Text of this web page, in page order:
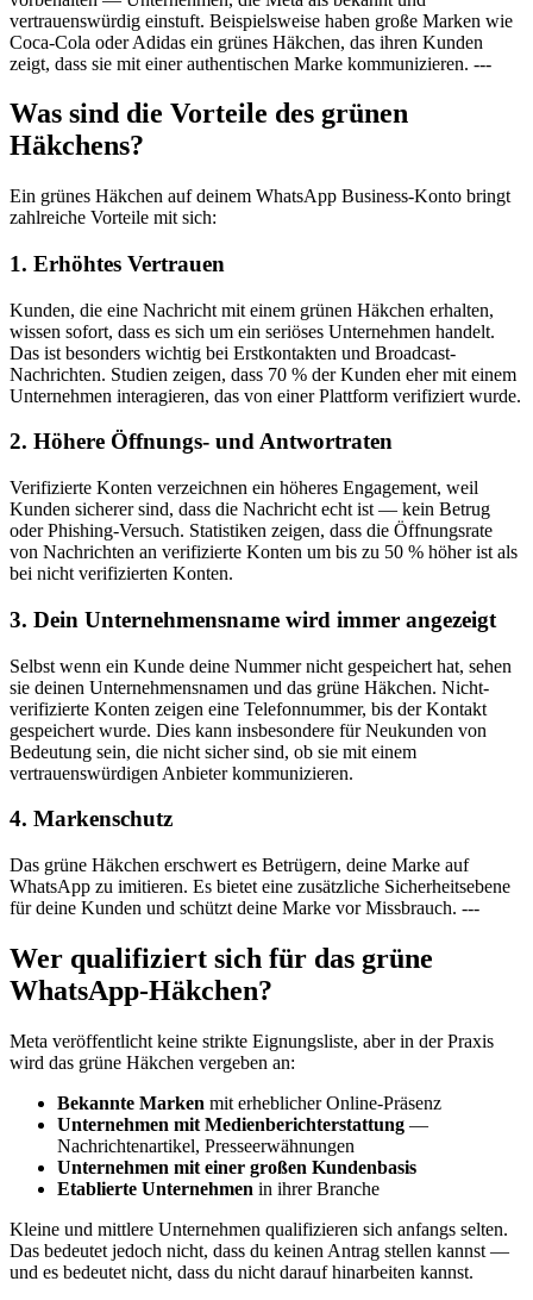
vertrauenswürdig einstuft. Beispielsweise haben große Marken wie
Coca-Cola oder Adidas ein grünes Häkchen, das ihren Kunden
zeigt, dass sie mit einer authentischen Marke kommunizieren. ---
Was sind die Vorteile des grünen
Häkchens?
Ein grünes Häkchen auf deinem WhatsApp Business-Konto bringt
zahlreiche Vorteile mit sich:
1. Erhöhtes Vertrauen
Kunden, die eine Nachricht mit einem grünen Häkchen erhalten,
wissen sofort, dass es sich um ein seriöses Unternehmen handelt.
Das ist besonders wichtig bei Erstkontakten und Broadcast-
Nachrichten. Studien zeigen, dass 70 % der Kunden eher mit einem
Unternehmen interagieren, das von einer Plattform verifiziert wurde.
2. Höhere Öffnungs- und Antwortraten
Verifizierte Konten verzeichnen ein höheres Engagement, weil
Kunden sicherer sind, dass die Nachricht echt ist — kein Betrug
oder Phishing-Versuch. Statistiken zeigen, dass die Öffnungsrate
von Nachrichten an verifizierte Konten um bis zu 50 % höher ist als
bei nicht verifizierten Konten.
3. Dein Unternehmensname wird immer angezeigt
Selbst wenn ein Kunde deine Nummer nicht gespeichert hat, sehen
sie deinen Unternehmensnamen und das grüne Häkchen. Nicht-
verifizierte Konten zeigen eine Telefonnummer, bis der Kontakt
gespeichert wurde. Dies kann insbesondere für Neukunden von
Bedeutung sein, die nicht sicher sind, ob sie mit einem
vertrauenswürdigen Anbieter kommunizieren.
4. Markenschutz
Das grüne Häkchen erschwert es Betrügern, deine Marke auf
WhatsApp zu imitieren. Es bietet eine zusätzliche Sicherheitsebene
für deine Kunden und schützt deine Marke vor Missbrauch. ---
Wer qualifiziert sich für das grüne
WhatsApp-Häkchen?
Meta veröffentlicht keine strikte Eignungsliste, aber in der Praxis
wird das grüne Häkchen vergeben an:
Bekannte Marken mit erheblicher Online-Präsenz
Unternehmen mit Medienberichterstattung —
Nachrichtenartikel, Presseerwähnungen
Unternehmen mit einer großen Kundenbasis
Etablierte Unternehmen in ihrer Branche
Kleine und mittlere Unternehmen qualifizieren sich anfangs selten.
Das bedeutet jedoch nicht, dass du keinen Antrag stellen kannst —
und es bedeutet nicht, dass du nicht darauf hinarbeiten kannst.